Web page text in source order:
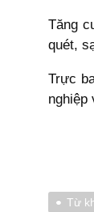
Tăng
quét,
Trực
nghiệp
Từ